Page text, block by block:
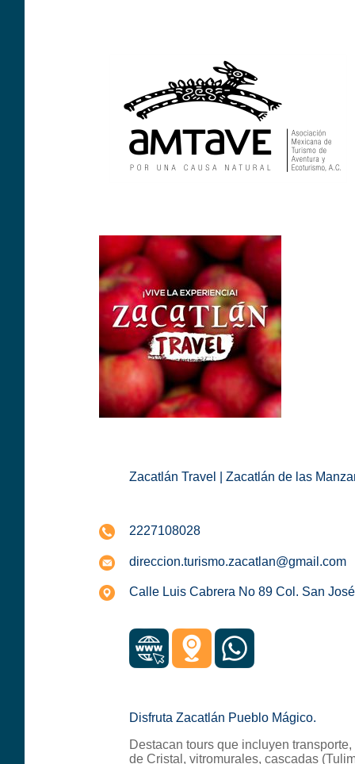
Zacatlán Travel | Zacatlán de las
2227108028
direccion.turismo.zacatlan@gmail.com
Calle Luis Cabrera No 89 Col. San
Disfruta Zacatlán Pueblo Mágico.
Destacan tours que incluyen
de Cristal, vitromurales, cascadas